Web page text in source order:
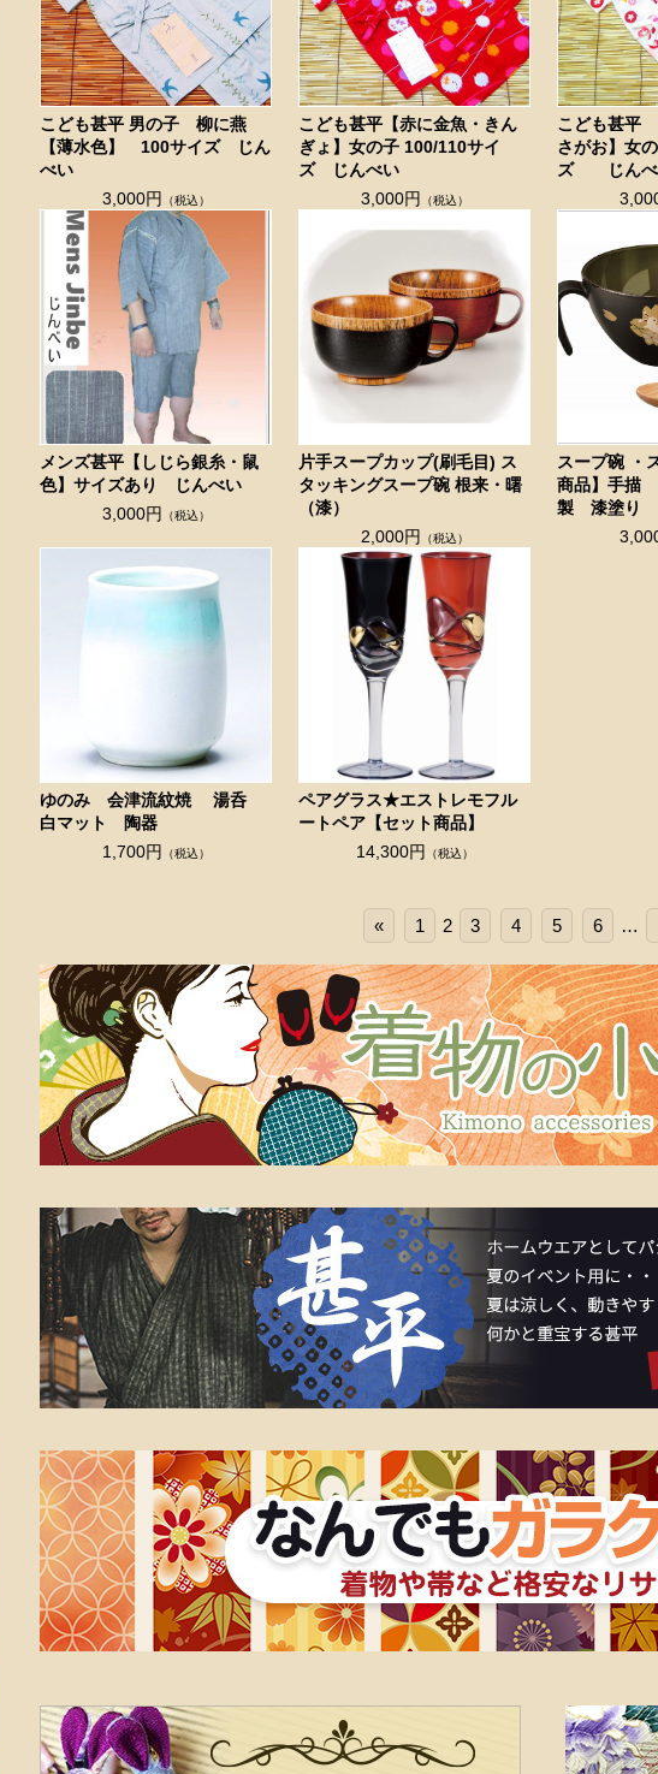
こども甚平 男の子 柳に燕
【薄水色】 100サイズ じん
べい
3,000円 （税込）
こども甚平【赤に金魚・きん
ぎょ】女の子 100/110サイ
ズ じんべい
3,000円 （税込）
こども甚平
さがお】女
ズ じんべ
メンズ甚平【しじら銀糸・鼠
色】サイズあり じんべい
3,000円 （税込）
片手スープカップ(刷毛目) ス
タッキングスープ碗 根来・曙
（漆）
2,000円 （税込）
スープ碗 ・
商品】手描
製 漆塗り
ゆのみ 会津流紋焼 湯呑
白マット 陶器
1,700円 （税込）
ペアグラス★エストレモフル
ートペア【セット商品】
14,300円 （税込）
« 1 2 3 4 5 6 …